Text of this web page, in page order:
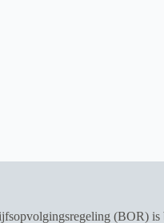
(BOR) is